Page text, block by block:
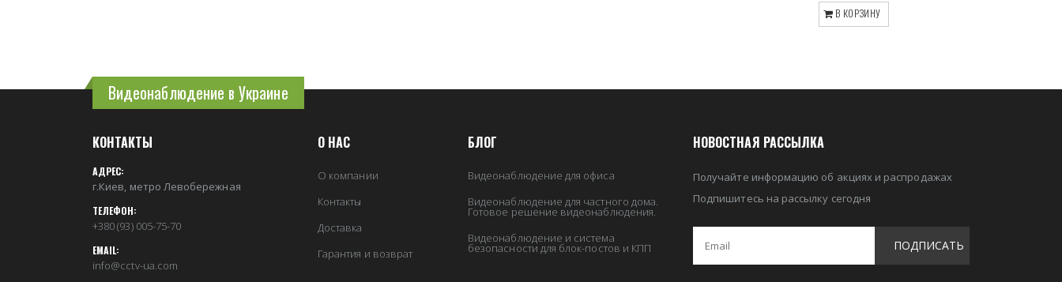
В КОРЗИНУ
Видеонаблюдение в Украине
КОНТАКТЫ
АДРЕС:
г.Киев, метро Левобережная
ТЕЛЕФОН:
+380 (93) 005-75-70
EMAIL:
info@cctv-ua.com
О НАС
О компании
Контакты
Доставка
Гарантия и возврат
БЛОГ
Видеонаблюдение для офиса
Видеонаблюдение для частного дома.
Готовое решение видеонаблюдения.
Видеонаблюдение и система
безопасности для блок-постов и КПП
НОВОСТНАЯ РАССЫЛКА
Получайте информацию об акциях и распродажах
Подпишитесь на рассылку сегодня
ПОДПИСАТЬ